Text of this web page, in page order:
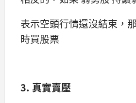
表示空頭行情還沒結束，
時買股票
3. 真實賣壓